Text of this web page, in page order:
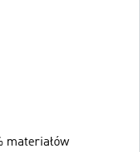
materiałów